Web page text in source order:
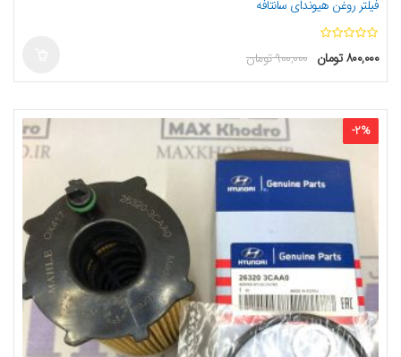
فیلتر روغن هیوندای سانتافه
۹۰۰,۰۰۰تومان ۸۰۰,۰۰۰ تومان
-2%